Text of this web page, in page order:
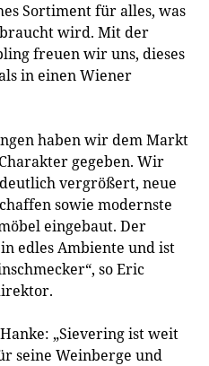
Sortiment für alles, was
wird. Mit der
freuen wir uns, dieses
in einen Wiener
haben wir dem Markt
gegeben. Wir
vergrößert, neue
sowie modernste
eingebaut. Der
edles Ambiente und ist
so Eric
„Sievering ist weit
seine Weinberge und